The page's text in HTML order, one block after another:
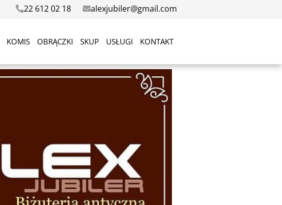
22 612 02 18 alexjubiler@gmail.com
KOMIS OBRĄCZKI SKUP USŁUGI KONTAKT